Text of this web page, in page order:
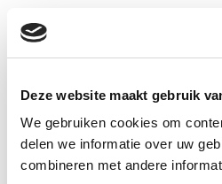
Deze website maakt gebruik
We gebruiken cookies om
delen we informatie over uw
combineren met andere